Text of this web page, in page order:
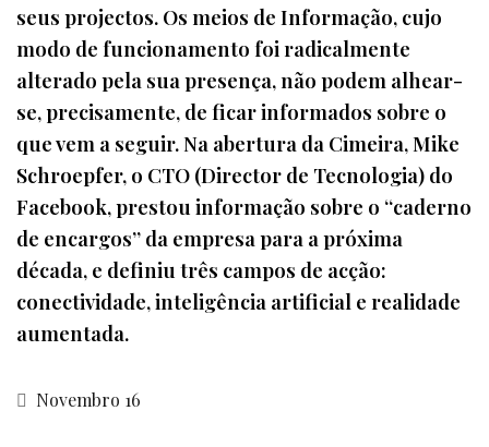
seus projectos. Os meios de Informação, cujo
modo de funcionamento foi radicalmente
alterado pela sua presença, não podem alhear-
se, precisamente, de ficar informados sobre o
que vem a seguir. Na abertura da Cimeira, Mike
Schroepfer, o CTO (Director de Tecnologia) do
Facebook, prestou informação sobre o “caderno
de encargos” da empresa para a próxima
década, e definiu três campos de acção:
conectividade, inteligência artificial e realidade
aumentada.
Novembro 16